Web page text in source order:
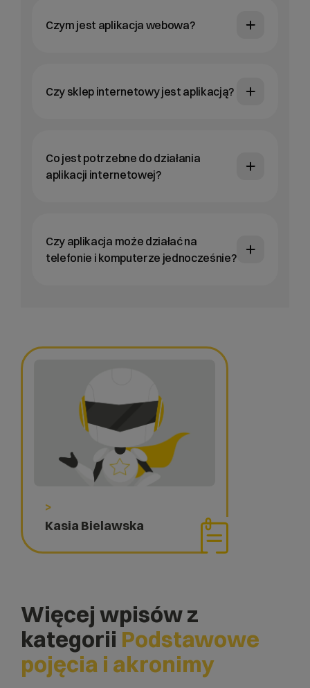
>
Kasia Bielawska
Czym jest aplikacja webowa?
Czy sklep internetowy jest aplikacją?
Co jest potrzebne do działania
aplikacji internetowej?
Czy aplikacja może działać na
telefonie i komputerze jednocześnie?
Więcej wpisów z
kategorii Podstawowe
pojęcia i akronimy